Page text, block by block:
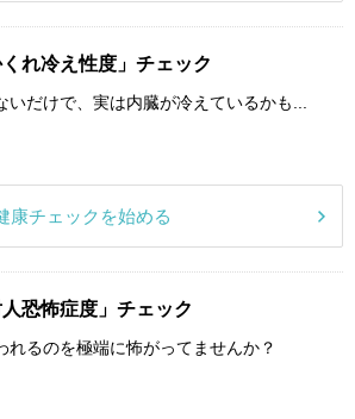
れ冷え性度」チェック
いだけで、実は内臓が冷えているかも...
康チェックを始める
恐怖症度」チェック
れるのを極端に怖がってませんか？